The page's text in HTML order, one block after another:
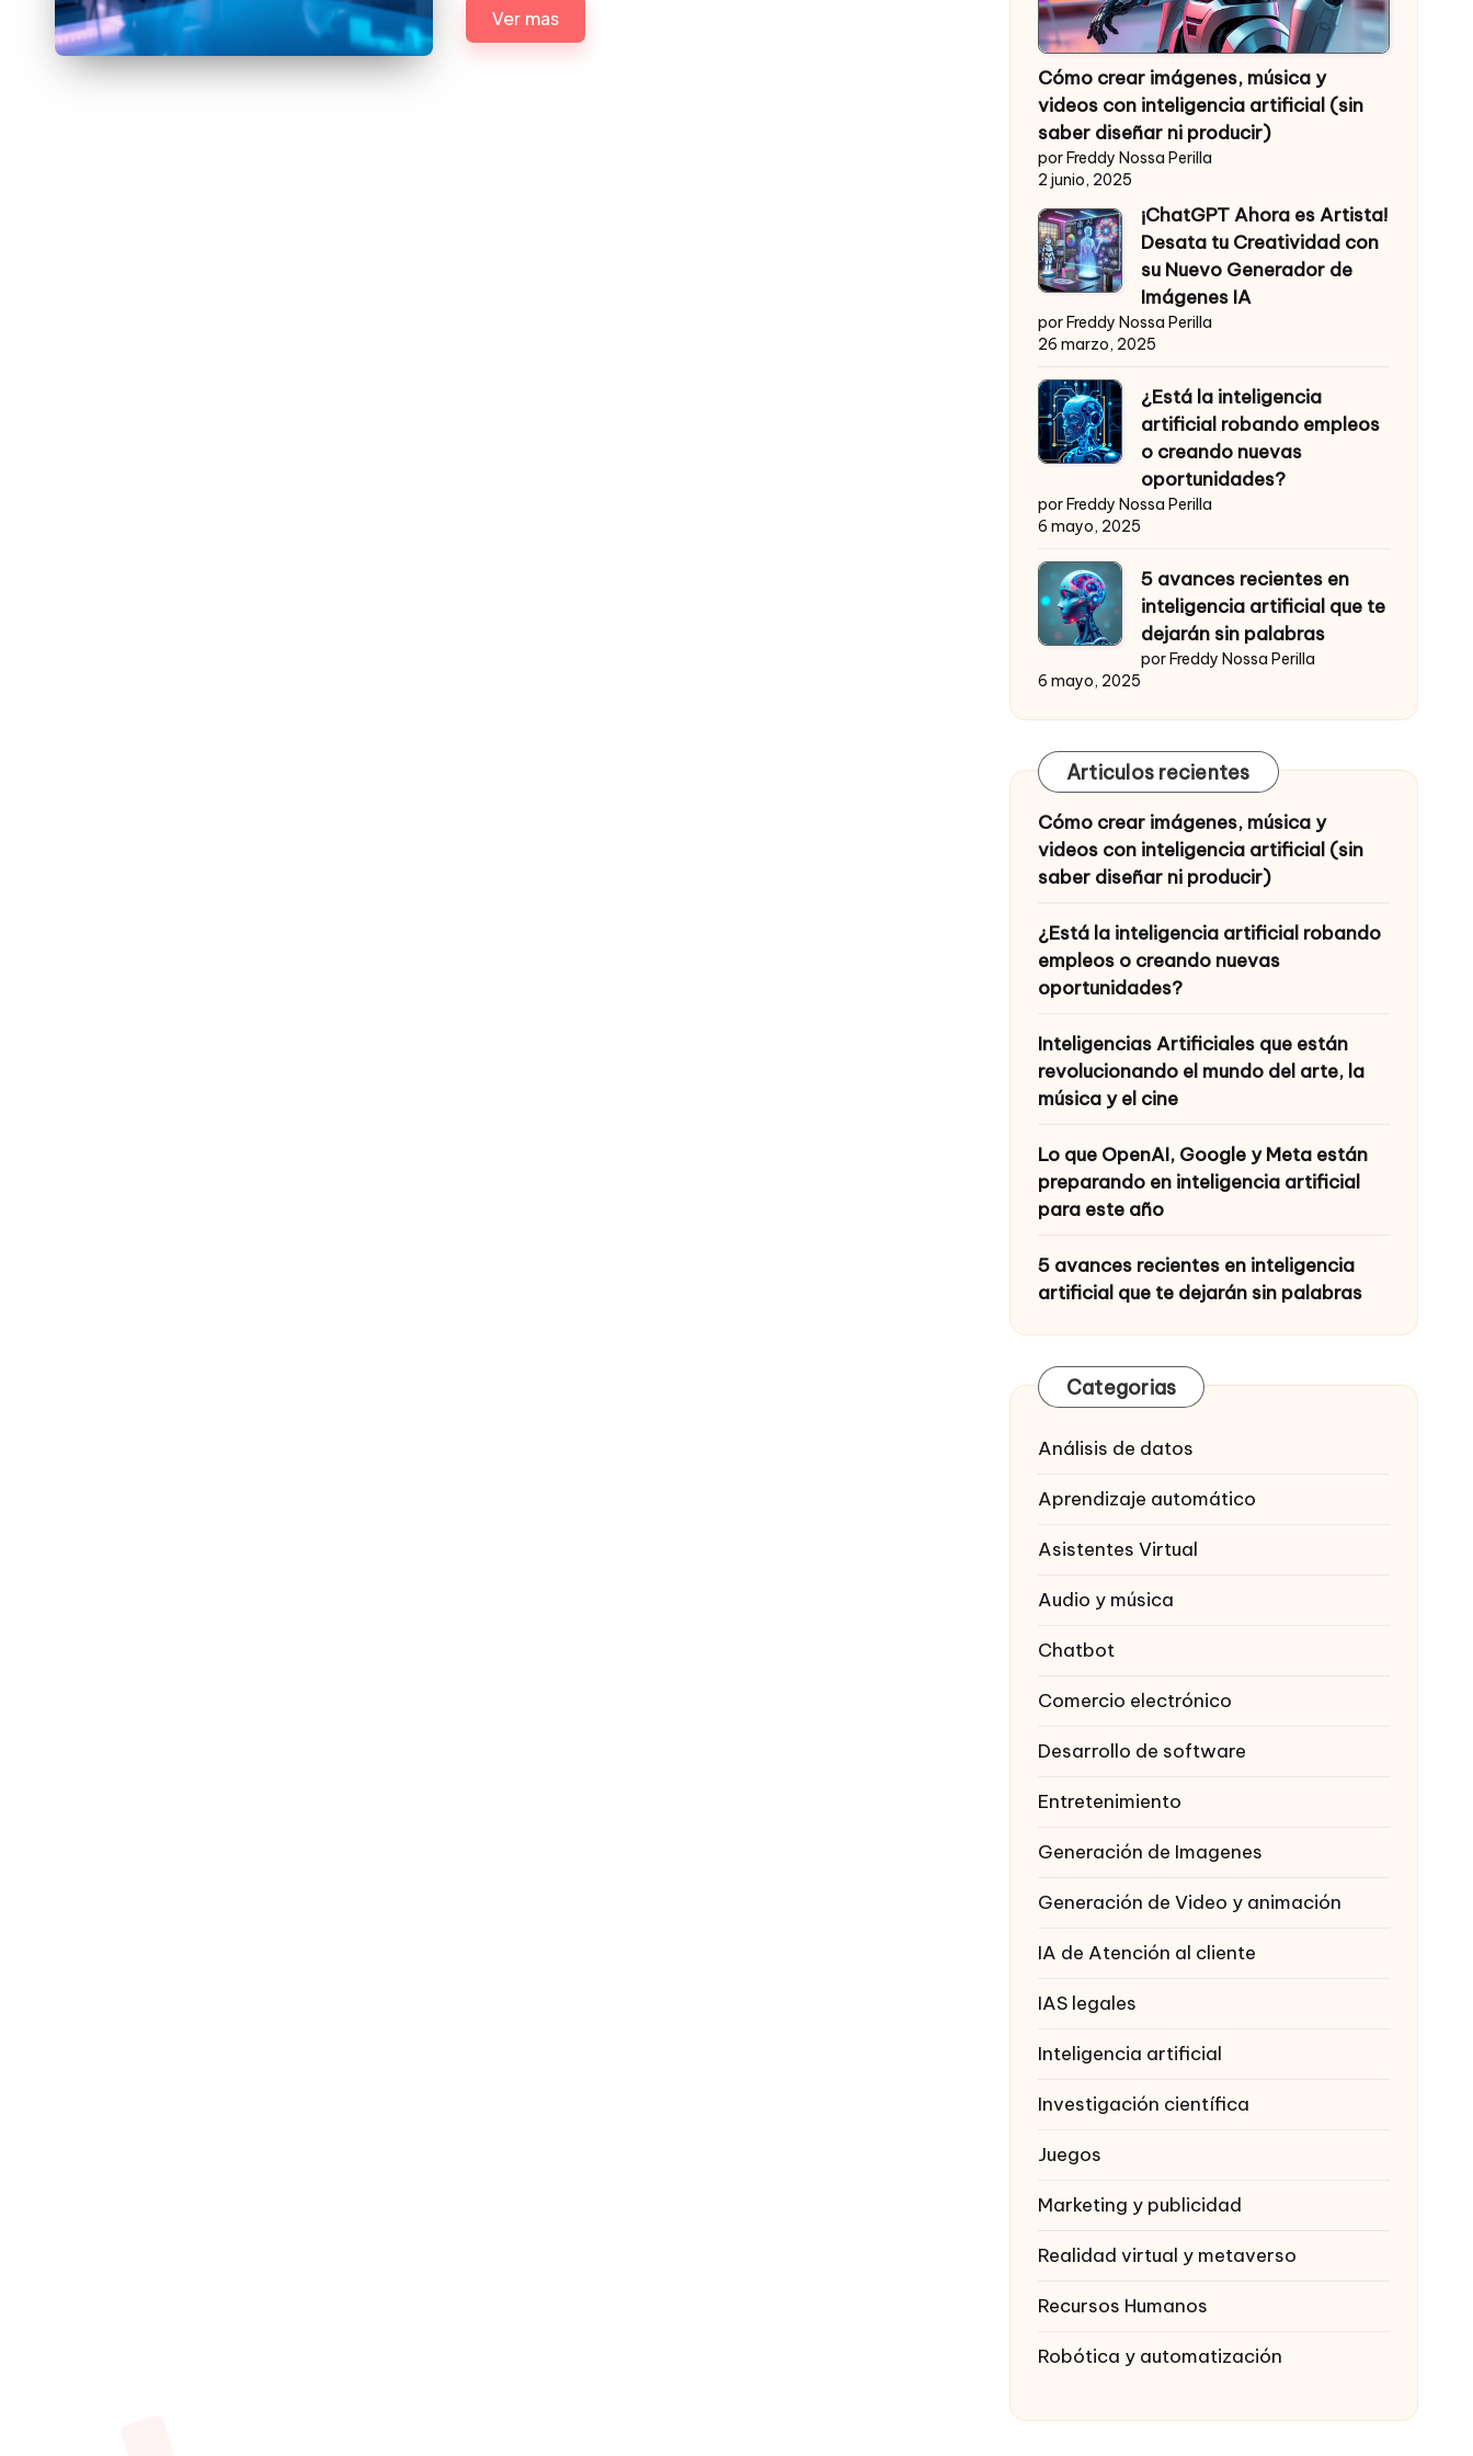
Ver mas
Cómo crear imágenes, música y
videos con inteligencia artificial (sin
saber diseñar ni producir)
por Freddy Nossa Perilla
2 junio, 2025
¡ChatGPT Ahora es Artista!
Desata tu Creatividad con
su Nuevo Generador de
Imágenes IA
por Freddy Nossa Perilla
26 marzo, 2025
¿Está la inteligencia
artificial robando empleos
o creando nuevas
oportunidades?
por Freddy Nossa Perilla
6 mayo, 2025
5 avances recientes en
inteligencia artificial que te
dejarán sin palabras
por Freddy Nossa Perilla
6 mayo, 2025
Articulos recientes
Cómo crear imágenes, música y
videos con inteligencia artificial (sin
saber diseñar ni producir)
¿Está la inteligencia artificial robando
empleos o creando nuevas
oportunidades?
Inteligencias Artificiales que están
revolucionando el mundo del arte, la
música y el cine
Lo que OpenAI, Google y Meta están
preparando en inteligencia artificial
para este año
5 avances recientes en inteligencia
artificial que te dejarán sin palabras
Categorias
Análisis de datos
Aprendizaje automático
Asistentes Virtual
Audio y música
Chatbot
Comercio electrónico
Desarrollo de software
Entretenimiento
Generación de Imagenes
Generación de Video y animación
IA de Atención al cliente
IAS legales
Inteligencia artificial
Investigación científica
Juegos
Marketing y publicidad
Realidad virtual y metaverso
Recursos Humanos
Robótica y automatización